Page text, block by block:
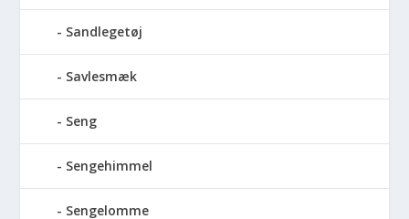
Sandlegetøj
Savlesmæk
Seng
Sengehimmel
Sengelomme